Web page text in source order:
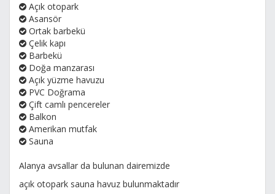
Açık otopark
Asansör
Ortak barbekü
Çelik kapı
Barbekü
Doğa manzarası
Açık yüzme havuzu
PVC Doğrama
Çift camlı pencereler
Balkon
Amerikan mutfak
Sauna
Alanya avsallar da bulunan dairemizde
açık otopark sauna havuz bulunmaktadır